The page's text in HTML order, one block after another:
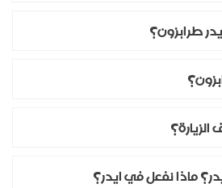
طرابزون؟
ماذا نفعل في ايدر؟